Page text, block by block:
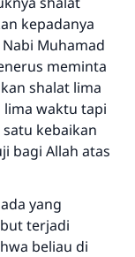
kepadanya
Muhamad
meminta
shalat lima
lima waktu tapi
kebaikan
bagi Allah atas
yang
terjadi
beliau di